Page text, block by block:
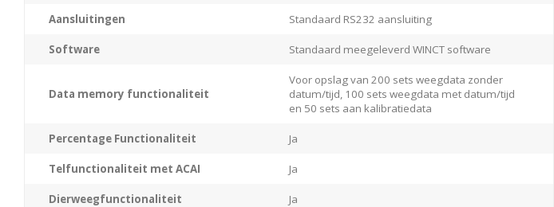
Aansluitingen Standaard RS232 aansluiting
Software Standaard meegeleverd WINCT software
Data memory functionaliteit
Voor opslag van 200 sets weegdata zonder
datum/tijd, 100 sets weegdata met datum/tijd
en 50 sets aan kalibratiedata
Percentage Functionaliteit Ja
Telfunctionaliteit met ACAI Ja
Dierweegfunctionaliteit Ja